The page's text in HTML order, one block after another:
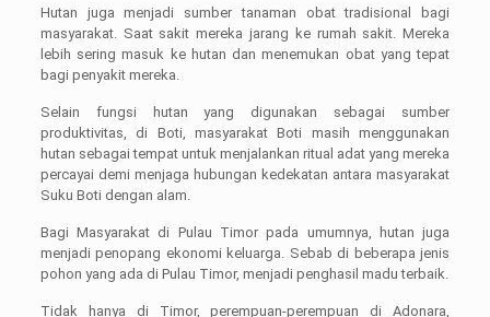
Hutan juga menjadi sumber tanaman obat tradisional bagi
masyarakat. Saat sakit mereka jarang ke rumah sakit. Mereka
lebih sering masuk ke hutan dan menemukan obat yang tepat
bagi penyakit mereka.
Selain fungsi hutan yang digunakan sebagai sumber
produktivitas, di Boti, masyarakat Boti masih menggunakan
hutan sebagai tempat untuk menjalankan ritual adat yang mereka
percayai demi menjaga hubungan kedekatan antara masyarakat
Suku Boti dengan alam.
Bagi Masyarakat di Pulau Timor pada umumnya, hutan juga
menjadi penopang ekonomi keluarga. Sebab di beberapa jenis
pohon yang ada di Pulau Timor, menjadi penghasil madu terbaik.
Tidak hanya di Timor, perempuan-perempuan di Adonara,